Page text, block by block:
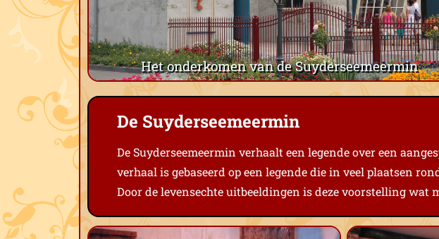
Het onderkomen van de Suyderseemeermin
De Suyderseemeermin
De Suyderseemeermin verhaalt een legende over een
verhaal is gebaseerd op een legende die in veel plaatsen
Door de levensechte uitbeeldingen is deze voorstelling wat